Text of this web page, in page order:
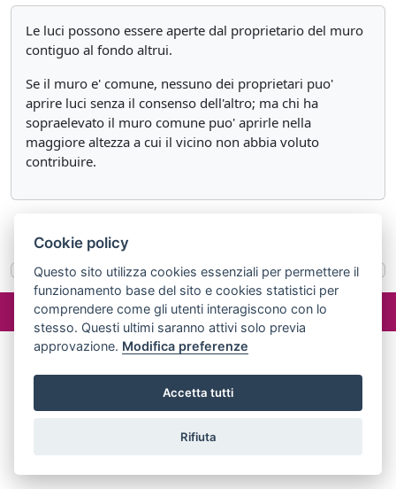
Le luci possono essere aperte dal proprietario del muro
contiguo al fondo altrui.
Se il muro e' comune, nessuno dei proprietari puo'
aprire luci senza il consenso dell'altro; ma chi ha
sopraelevato il muro comune puo' aprirle nella
maggiore altezza a cui il vicino non abbia voluto
contribuire.
©2024 misterlex.it -redazione@misterlex.it -Privacy
02029690472
Cookie policy
Questo sito utilizza cookies essenziali per permettere il
funzionamento base del sito e cookies statistici per
comprendere come gli utenti interagiscono con lo
stesso. Questi ultimi saranno attivi solo previa
approvazione. Modifica preferenze
Accetta tutti
Rifiuta